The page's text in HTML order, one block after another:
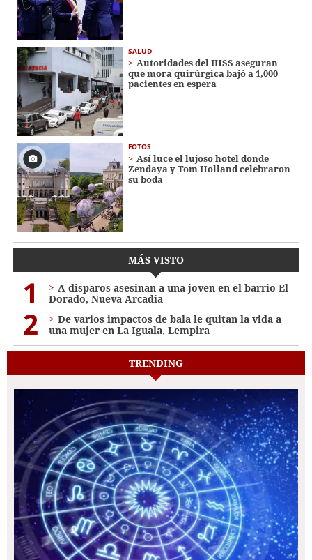
SALUD
Autoridades del IHSS aseguran
que mora quirúrgica bajó a 1,000
pacientes en espera
FOTOS
Así luce el lujoso hotel donde
Zendaya y Tom Holland celebraron
su boda
MÁS VISTO
1
A disparos asesinan a una joven en el barrio El
Dorado, Nueva Arcadia
2
De varios impactos de bala le quitan la vida a
una mujer en La Iguala, Lempira
TRENDING